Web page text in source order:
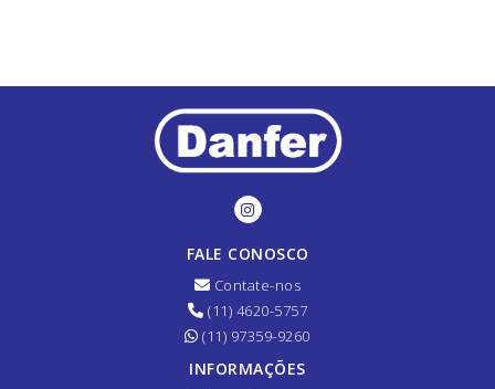
FALE CONOSCO
Contate-nos
(11) 4620-5757
(11) 97359-9260
INFORMAÇÕES